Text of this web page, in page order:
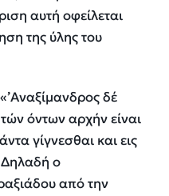
αυτή οφείλεται
της ύλης του
δέ
όντων αρχήν είναι
γίγνεσθαι και εις
ο
από την